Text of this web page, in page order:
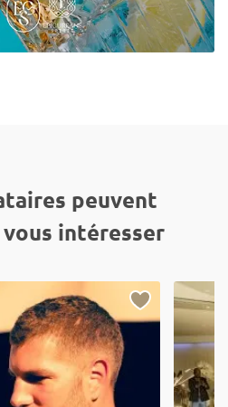
peuvent
intéresser